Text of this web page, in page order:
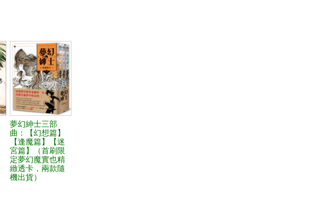
夢幻紳士三部
曲：【幻想篇】
【逢魔篇】【迷
宮篇】（首刷限
定夢幻魔實也精
緻透卡，兩款隨
機出貨）